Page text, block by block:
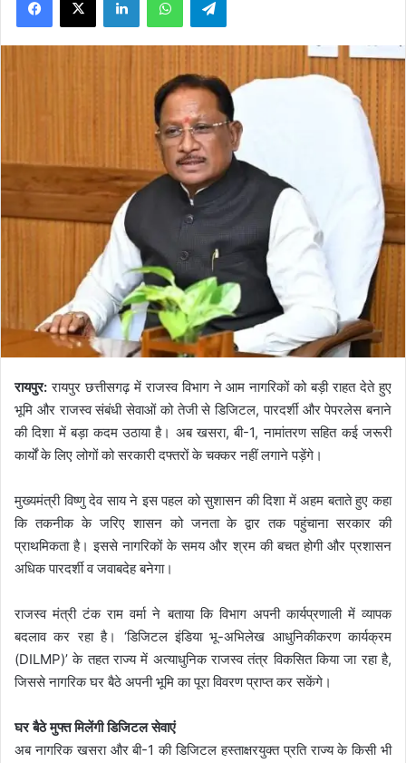
रायपुर: रायपुर छत्तीसगढ़ में राजस्व विभाग ने आम नागरिकों को बड़ी राहत देते हुए
भूमि और राजस्व संबंधी सेवाओं को तेजी से डिजिटल, पारदर्शी और पेपरलेस बनाने
की दिशा में बड़ा कदम उठाया है। अब खसरा, बी-1, नामांतरण सहित कई जरूरी
कार्यों के लिए लोगों को सरकारी दफ्तरों के चक्कर नहीं लगाने पड़ेंगे।
मुख्यमंत्री विष्णु देव साय ने इस पहल को सुशासन की दिशा में अहम बताते हुए कहा
कि तकनीक के जरिए शासन को जनता के द्वार तक पहुंचाना सरकार की
प्राथमिकता है। इससे नागरिकों के समय और श्रम की बचत होगी और प्रशासन
अधिक पारदर्शी व जवाबदेह बनेगा।
राजस्व मंत्री टंक राम वर्मा ने बताया कि विभाग अपनी कार्यप्रणाली में व्यापक
बदलाव कर रहा है। ‘डिजिटल इंडिया भू-अभिलेख आधुनिकीकरण कार्यक्रम
(DILMP)’ के तहत राज्य में अत्याधुनिक राजस्व तंत्र विकसित किया जा रहा है,
जिससे नागरिक घर बैठे अपनी भूमि का पूरा विवरण प्राप्त कर सकेंगे।
घर बैठे मुफ्त मिलेंगी डिजिटल सेवाएं
अब नागरिक खसरा और बी-1 की डिजिटल हस्ताक्षरयुक्त प्रति राज्य के किसी भी